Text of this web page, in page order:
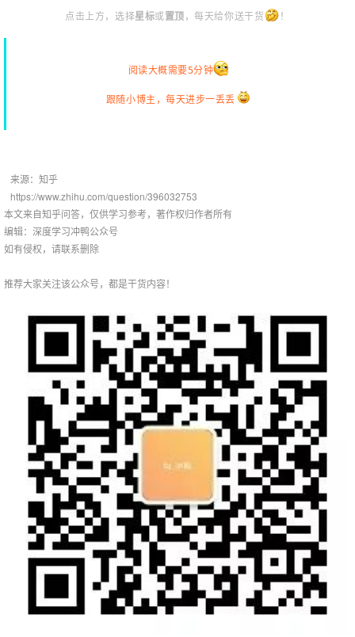
点击上方，选择星标或置顶，每天给你送干货 ！
阅读大概需要5分钟
跟随小博主，每天进步一丢丢
来源：知乎
https://www.zhihu.com/question/396032753
本文来自知乎问答，仅供学习参考，著作权归作者所有
编辑：深度学习冲鸭公众号
如有侵权，请联系删除
推荐大家关注该公众号，都是干货内容！